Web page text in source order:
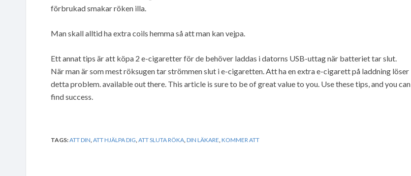
förbrukad smakar röken illa.
Man skall alltid ha extra coils hemma så att man kan vejpa.
Ett annat tips är att köpa 2 e-cigaretter för de behöver laddas i datorns USB-uttag när batteriet tar slut.
När man är som mest röksugen tar strömmen slut i e-cigaretten. Att ha en extra e-cigarett på laddning löser
detta problem. available out there. This article is sure to be of great value to you. Use these tips, and you can
find success.
TAGS:ATT DIN ATT HJÄLPA DIG ATT SLUTA RÖKA DIN LÄKARE KOMMER ATT